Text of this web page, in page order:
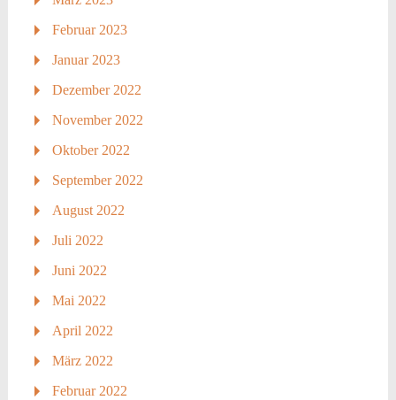
Februar 2023
Januar 2023
Dezember 2022
November 2022
Oktober 2022
September 2022
August 2022
Juli 2022
Juni 2022
Mai 2022
April 2022
März 2022
Februar 2022